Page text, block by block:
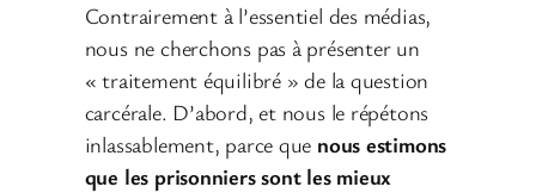
Contrairement à l’essentiel des médias,
nous ne cherchons pas à présenter un
« traitement équilibré » de la question
carcérale. D’abord, et nous le répétons
inlassablement, parce que nous estimons
que les prisonniers sont les mieux